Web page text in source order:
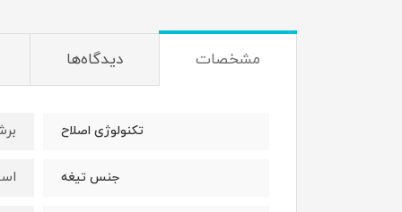
مشخصات دیدگاه‌ها
تکنولوژی اصلاح
جنس تیغه